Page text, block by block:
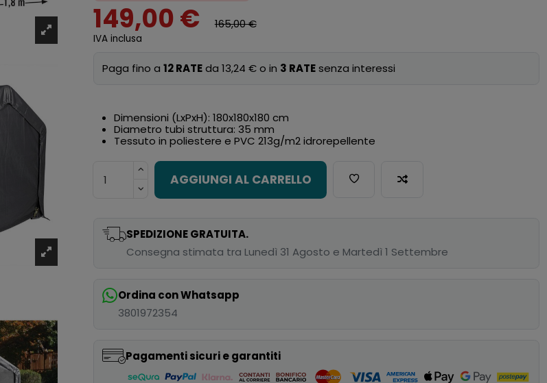
149,00 € 165,00 €
IVA inclusa
Paga fino a12 RATEda 13,24 € o in 3 RATEsenza interessi
Dimensioni (LxPxH): 180x180x180 cm
Diametro tubi struttura: 35 mm
Tessuto in poliestere e PVC 213g/m2 idrorepellente
AGGIUNGI AL CARRELLO
SPEDIZIONE GRATUITA.
Consegna stimata tra Lunedì 31 Agosto e Martedì 1 Settembre
Ordina con Whatsapp
3801972354
Pagamenti sicuri e garantiti